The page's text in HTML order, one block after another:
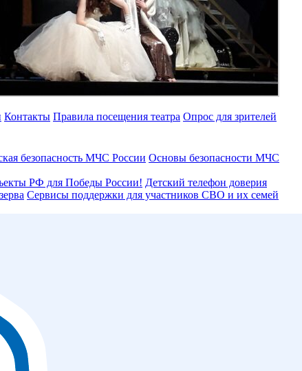
Контакты Правила посещения театра Опрос для зрителей
безопасность МЧС России Основы безопасности МЧС
РФ для Победы России! Детский телефон доверия
Сервисы поддержки для участников СВО и их семей